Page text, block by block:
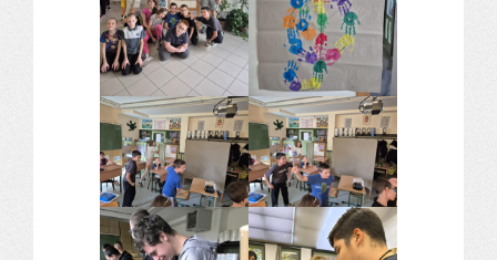
Komplex közlekedés Baleset megelőzés
Komplex közlekedés Egészségfejlesztés
Nyelvi vetélkedő
Hagyománnyá tehető iskolai rendezvény
TÁMOP-3.1.6-11/2
TÁMOP-3.3.15.
TIOP-1.1.1-12/1
Kutyaterápia
RRF-1.2.4-25-2025-00053